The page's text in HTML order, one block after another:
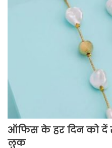
ऑफिस के हर दिन को दें
लुक